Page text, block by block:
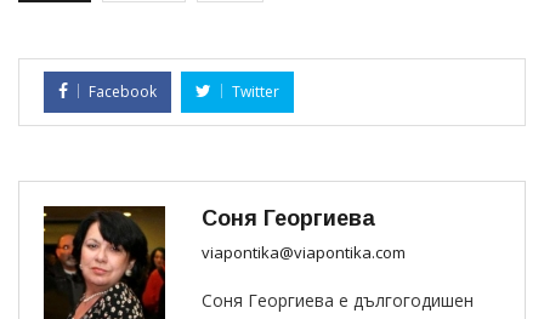
Facebook Twitter
Соня Георгиева
viapontika@viapontika.com
Соня Георгиева е дългогодишен